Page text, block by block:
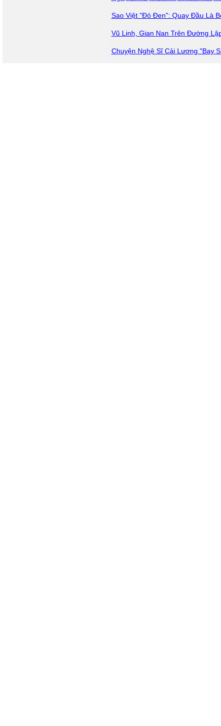
Sao Việt "Đỏ Đen": Quay Đầu Là
Vũ Linh, Gian Nan Trên Đường
Chuyện Nghệ Sĩ Cải Lương "Bay